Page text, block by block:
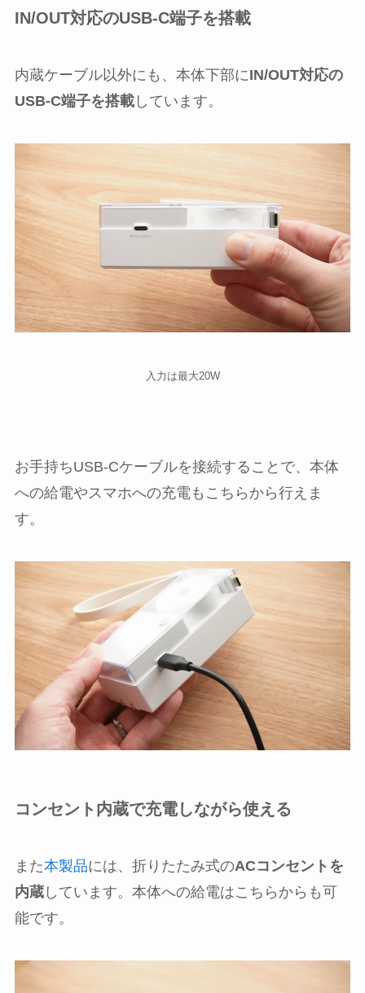
IN/OUT対応のUSB-C端子を搭載
内蔵ケーブル以外にも、本体下部にIN/OUT対応の
USB-C端子を搭載しています。
入力は最大20W
お手持ちUSB-Cケーブルを接続することで、本体
への給電やスマホへの充電もこちらから行えま
す。
コンセント内蔵で充電しながら使える
また本製品には、折りたたみ式のACコンセントを
内蔵しています。本体への給電はこちらからも可
能です。